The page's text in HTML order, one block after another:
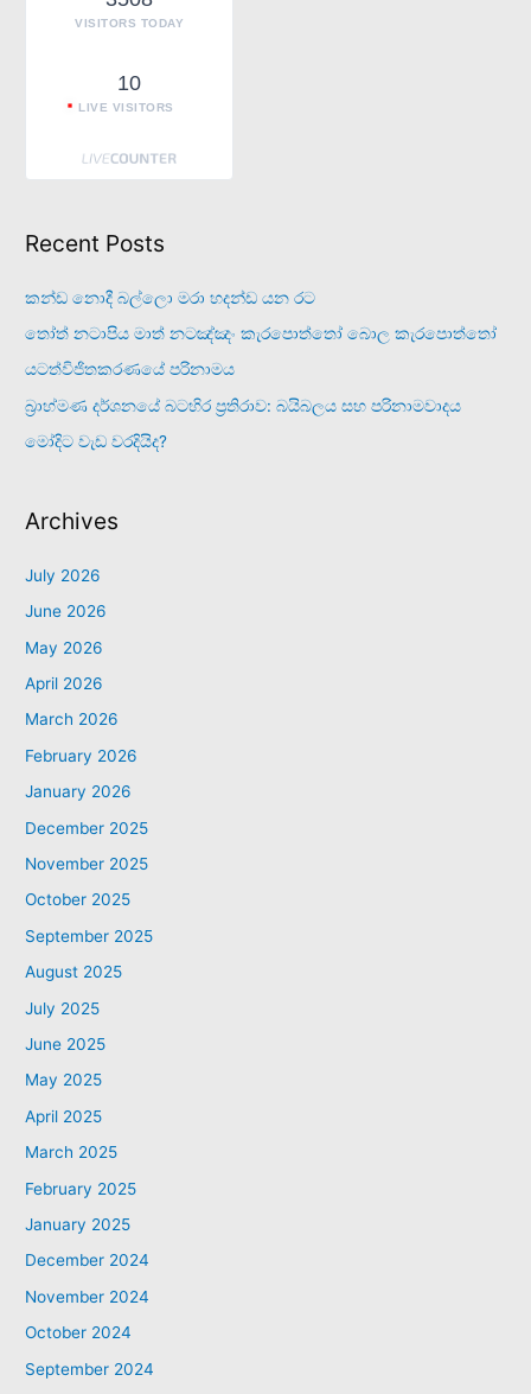
VISITORS TODAY
10
LIVE VISITORS
Recent Posts
කන්ඩ නොදී බල්ලො මරා හදන්ඩ යන රට
තෝත් නටාපිය මාත් නටඤ්ඤං කැරපොත්තෝ බොල කැරපොත්තෝ
යටත්විජිතකරණයේ පරිනාමය
බ්‍රාහ්මණ දර්ශනයේ බටහිර ප්‍රතිරාව: බයිබලය සහ පරිනාමවාදය
මෝදිට වැඩ වරදියිද?
Archives
July 2026
June 2026
May 2026
April 2026
March 2026
February 2026
January 2026
December 2025
November 2025
October 2025
September 2025
August 2025
July 2025
June 2025
May 2025
April 2025
March 2025
February 2025
January 2025
December 2024
November 2024
October 2024
September 2024